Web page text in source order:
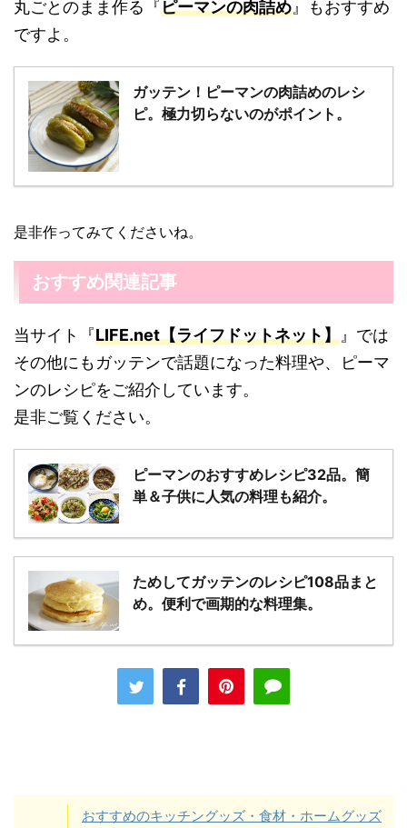
丸ごとのまま作る『ピーマンの肉詰め 』もおすすめ
ですよ。
ガッテン！ピーマンの肉詰めのレシ
ピ。極力切らないのがポイント。
是非作ってみてくださいね。
おすすめ関連記事
当サイト『LIFE.net【ライフドットネット】 』では
その他にもガッテンで話題になった料理や、ピーマ
ンのレシピをご紹介しています。
是非ご覧ください。
ピーマンのおすすめレシピ32品。簡
単＆子供に人気の料理も紹介。
ためしてガッテンのレシピ108品まと
め。便利で画期的な料理集。
おすすめのキッチングッズ・食材・ホームグッズ